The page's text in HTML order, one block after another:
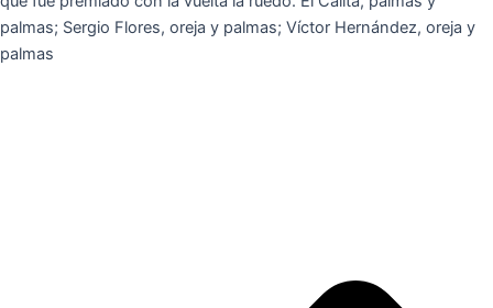
palmas; Sergio Flores, oreja y palmas; Víctor Hernández, oreja y
palmas